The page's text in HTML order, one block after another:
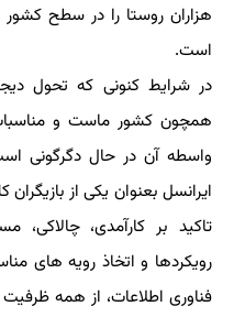
هزاران روستا را در سطح
است.
در شرایط کنونی که تحول
همچون کشور ماست و
واسطه آن در حال دگرگونی
ایرانسل بعنوان یکی از بازیگران
تاکید بر کارآمدی، چالاکی،
رویکردها و اتخاذ رویه های
فناوری اطلاعات، از همه